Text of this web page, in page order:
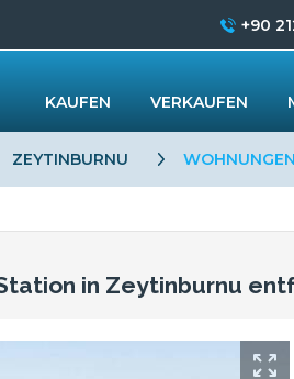
ZEYTINBURNU
in Zeytinburnu
+90
KAUFEN VERKAUFEN